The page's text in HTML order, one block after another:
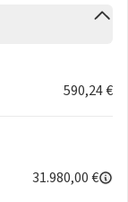
590,24 €
31.980,00 €